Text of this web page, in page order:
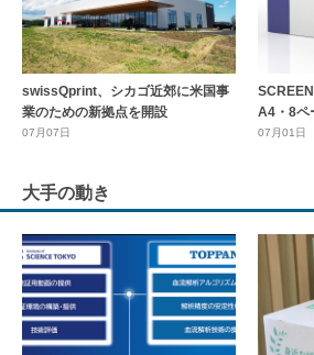
swissQprint、シカゴ近郊に⽶国事
業のための新拠点を開設
07月07日
A4・8ペ
07月01日
大手の動き